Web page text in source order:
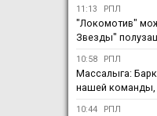
11:13 РПЛ
"Локомотив"
Звезды"
10:58 РПЛ
Массалыга:
нашей команды,
10:44 РПЛ